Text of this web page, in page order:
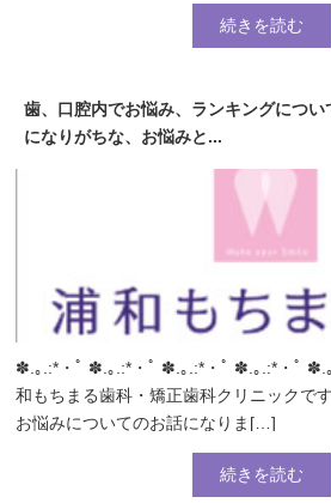
続きを読む
歯、口腔内でお悩み、ランキングにつ
になりがちな、お悩みと...
✽.｡.:*・ﾟ ✽.｡.:*・ﾟ ✽.｡.:*・ﾟ ✽.｡.:*・ﾟ
和もちまる歯科・矯正歯科クリニックで
お悩みについてのお話になりま[…]
続きを読む